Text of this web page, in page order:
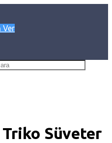
Ver
Triko Süveter